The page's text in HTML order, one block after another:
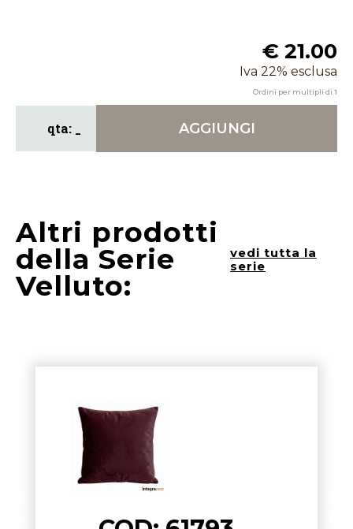
€ 21.00
Iva 22% esclusa
Ordini per multipli di 1
AGGIUNGI
Altri prodotti
della Serie
Velluto:
vedi tutta la
serie